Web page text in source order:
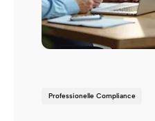
Professionelle Compliance